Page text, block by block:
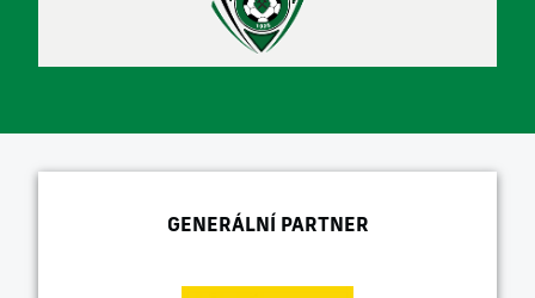
GENERÁLNÍ PARTNER